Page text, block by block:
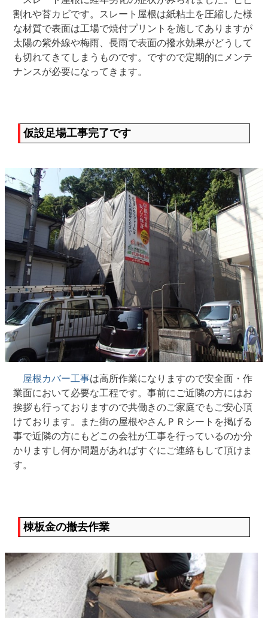
割れや苔カビです。スレート屋根は紙粘土を圧縮した様
な材質で表面は工場で焼付プリントを施してありますが
太陽の紫外線や梅雨、長雨で表面の撥水効果がどうして
も切れてきてしまうものです。ですので定期的にメンテ
ナンスが必要になってきます。
仮設足場工事完了です
屋根カバー工事は高所作業になりますので安全面・作
業面において必要な工程です。事前にご近隣の方にはお
挨拶も行っておりますので共働きのご家庭でもご安心頂
けております。また街の屋根やさんＰＲシートを掲げる
事で近隣の方にもどこの会社が工事を行っているのか分
かりますし何か問題があればすぐにご連絡もして頂けま
す。
棟板金の撤去作業